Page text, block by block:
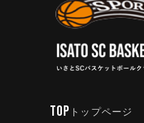
TOP トップページ